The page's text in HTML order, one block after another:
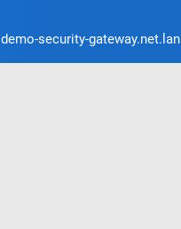
demo-security-gateway.net.lan